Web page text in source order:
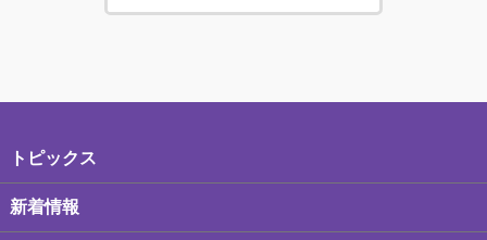
トピックス
新着情報